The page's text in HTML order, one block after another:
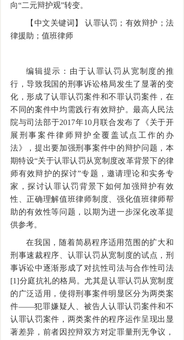
向“二元辩护观”转变。
【中文关键词】 认罪认罚；有效辩护；法
律援助；值班律师
编辑提示：由于认罪认罚从宽制度的推
行，导致我国的刑事诉讼格局发生了显著的变
化，形成了认罪认罚案件和不罪认罚案件，在
不同的案件中均需践行有效辩护。最高人民法
院与司法部于2017年10月联合发布了《关于开
展刑事案件律师辩护全覆盖试点工作的办
法》，提出要加强刑事案件中的辩护问题，本
期特设“关于认罪认罚从宽制度改革背景下的律
师有效辩护的探讨”专题，邀请理论和实务专
家，探讨认罪认罚背景下如何加强辩护有效
性、正确理解值班律师制度、强化值班律师帮
助的有效性等问题，以期为进一步深化改革提
供参考。
在我国，随着简易程序适用范围的扩大和
刑事速裁程序、认罪认罚从宽制度的试点，刑
事诉讼中逐渐形成了对抗性司法与合作性司法
[1]分庭抗礼的格局。尤其是认罪认罚从宽制度
的广泛适用，使得刑事案件明显区分为两类案
件——犯罪嫌疑人、被告人认罪认罚案件和不
认罪认罚案件，两类案件的程序运作呈现出显
著差异，前者因控辩双方对定罪量刑无争议，